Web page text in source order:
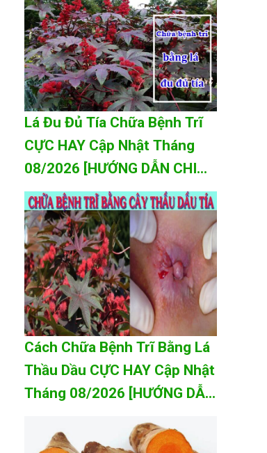
Lá Đu Đủ Tía Chữa Bệnh Trĩ
CỰC HAY Cập Nhật Tháng
08/2026 [HƯỚNG DẪN CHI
TIẾT A-Z]
Cách Chữa Bệnh Trĩ Bằng Lá
Thầu Dầu CỰC HAY Cập Nhật
Tháng 08/2026 [HƯỚNG DẪN